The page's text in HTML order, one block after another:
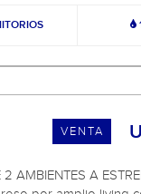
VENTA
AMBIENTES A